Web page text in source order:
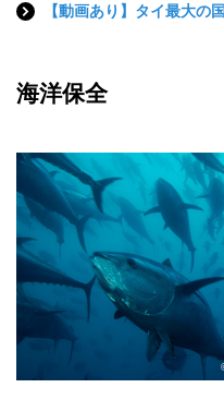
【動画あり】タイ最大の
海洋保全